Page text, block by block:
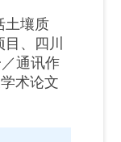
土壤质
、四川
通讯作
术论文